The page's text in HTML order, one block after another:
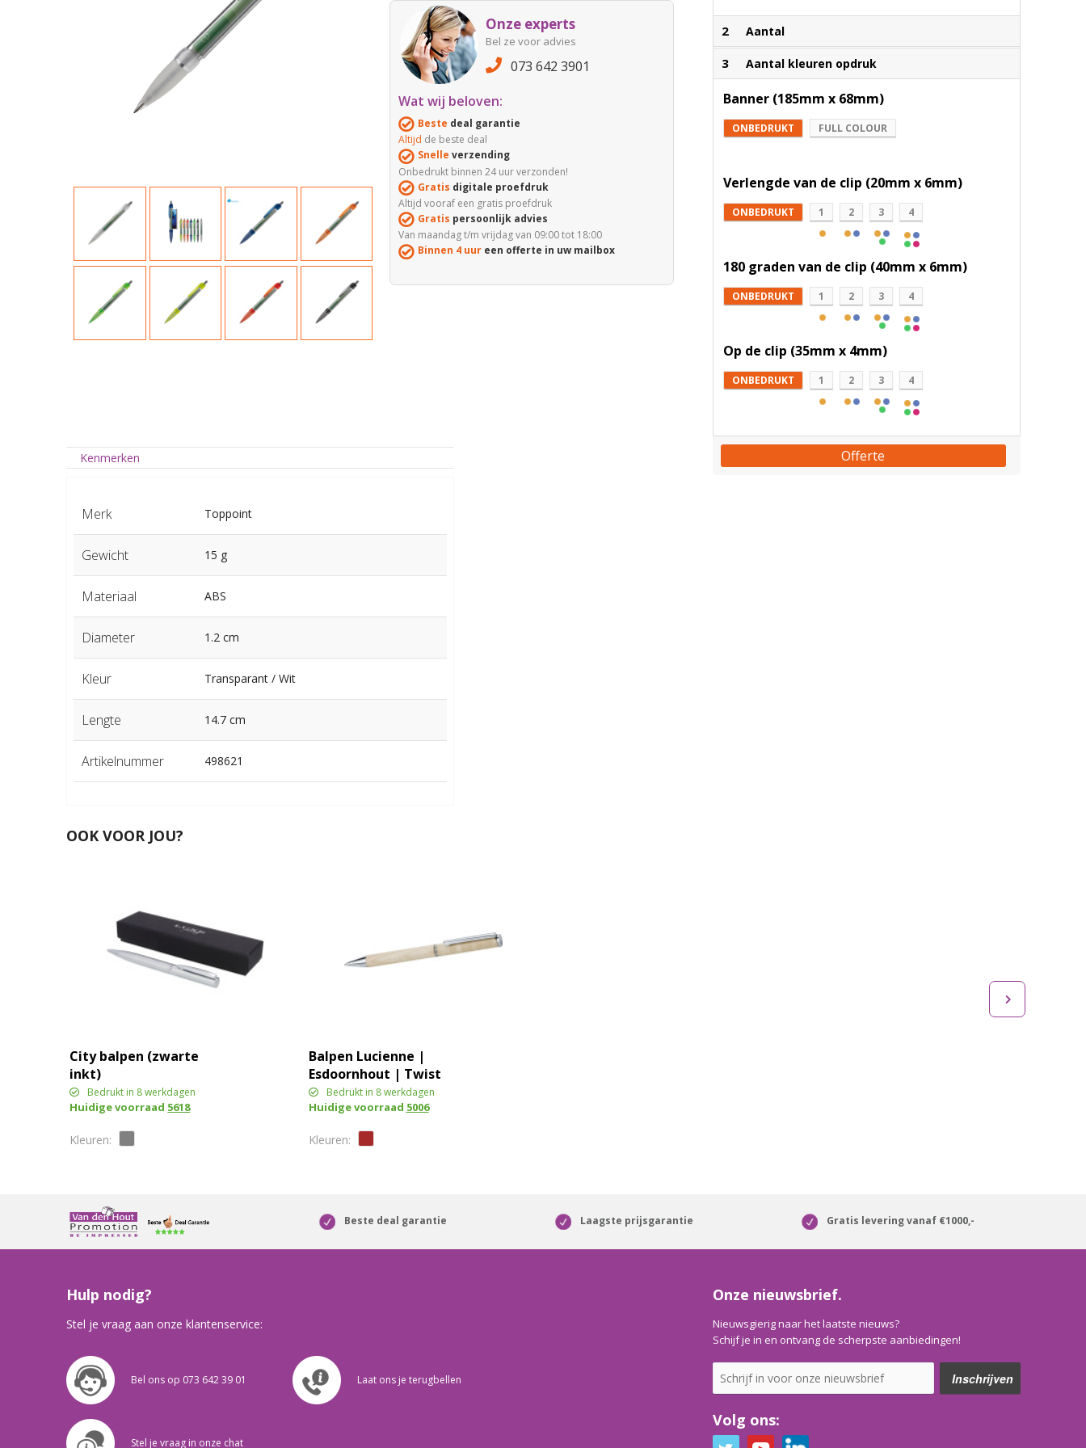
Onze experts
Bel ze voor advies
073 642 3901
Wat wij beloven:
Beste deal garantie
Altijd de beste deal
Snelle verzending
Onbedrukt binnen 24 uur verzonden!
Gratis digitale proefdruk
Altijd vooraf een gratis proefdruk
Gratis persoonlijk advies
Van maandag t/m vrijdag van 09:00 tot 18:00
Binnen 4 uureen offerte in uw mailbox
2 Aantal
3 Aantal kleuren opdruk
Banner (185mm x 68mm)
ONBEDRUKT FULL COLOUR
Verlengde van de clip (20mm x 6mm)
ONBEDRUKT 1 2 3 4
180 graden van de clip (40mm x 6mm)
ONBEDRUKT 1 2 3 4
Op de clip (35mm x 4mm)
ONBEDRUKT 1 2 3 4
Offerte
Kenmerken
Merk Toppoint
Gewicht 15 g
Materiaal ABS
Diameter 1.2 cm
Kleur Transparant / Wit
Lengte 14.7 cm
Artikelnummer 498621
OOK VOOR JOU?
City balpen (zwarte
inkt)
Bedrukt in 8 werkdagen
Huidige voorraad 5618
Balpen Lucienne |
Esdoornhout | Twist
Bedrukt in 8 werkdagen
Huidige voorraad 5006
Beste deal garantie Laagste prijsgarantie Gratis levering vanaf €1000,-
Hulp nodig?
Stel je vraag aan onze klantenservice:
Bel ons op 073 642 39 01 Laat ons je terugbellen
Stel je vraag in onze chat
Onze nieuwsbrief.
Nieuwsgierig naar het laatste nieuws?
Schijf je in en ontvang de scherpste aanbiedingen!
Volg ons: